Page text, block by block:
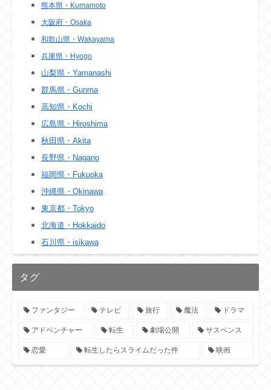
熊本県・Kumamoto
大阪府・Osaka
和歌山県・Wakayama
兵庫県・Hyogo
山梨県・Yamanashi
群馬県・Gunma
高知県・Kochi
広島県・Hiroshima
秋田県・Akita
長野県・Nagano
福岡県・Fukuoka
沖縄県・Okinawa
東京都・Tokyo
北海道・Hokkaido
石川県・isikawa
タグ
ファンタジー テレビ 旅行 魔法 ドラマ
アドベンチャー 転生 劇場公開 サスペンス
恋愛 転生したらスライムだった件 映画